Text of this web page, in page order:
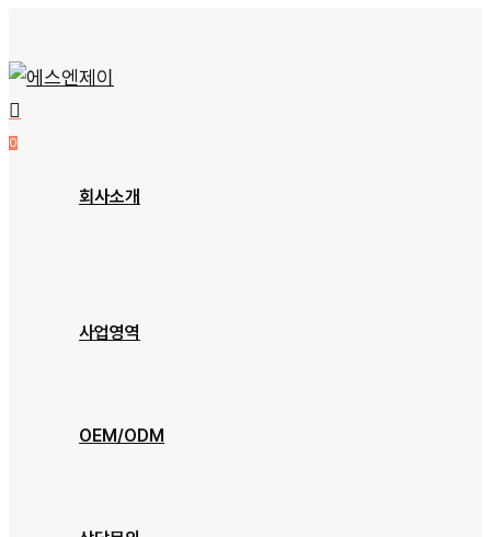
to
main
content
0
회사소개
사업영역
OEM/ODM